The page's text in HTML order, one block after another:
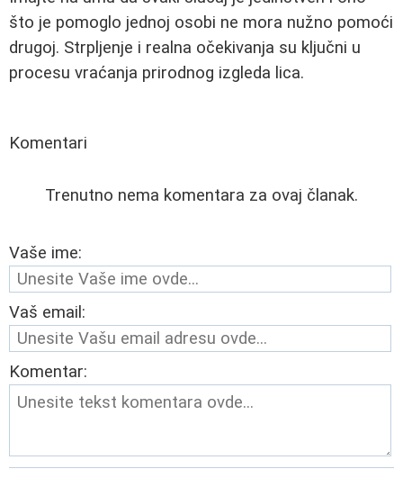
što je pomoglo jednoj osobi ne mora nužno pomoći
drugoj. Strpljenje i realna očekivanja su ključni u
procesu vraćanja prirodnog izgleda lica.
Komentari
Trenutno nema komentara za ovaj članak.
Vaše ime:
Vaš email:
Komentar: